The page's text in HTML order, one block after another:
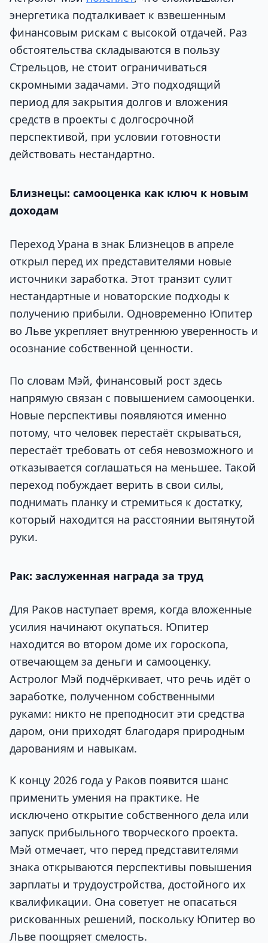
энергетика подталкивает к взвешенным
финансовым рискам с высокой отдачей. Раз
обстоятельства складываются в пользу
Стрельцов, не стоит ограничиваться
скромными задачами. Это подходящий
период для закрытия долгов и вложения
средств в проекты с долгосрочной
перспективой, при условии готовности
действовать нестандартно.
Близнецы: самооценка как ключ к новым
доходам
Переход Урана в знак Близнецов в апреле
открыл перед их представителями новые
источники заработка. Этот транзит сулит
нестандартные и новаторские подходы к
получению прибыли. Одновременно Юпитер
во Льве укрепляет внутреннюю уверенность и
осознание собственной ценности.
По словам Мэй, финансовый рост здесь
напрямую связан с повышением самооценки.
Новые перспективы появляются именно
потому, что человек перестаёт скрываться,
перестаёт требовать от себя невозможного и
отказывается соглашаться на меньшее. Такой
переход побуждает верить в свои силы,
поднимать планку и стремиться к достатку,
который находится на расстоянии вытянутой
руки.
Рак: заслуженная награда за труд
Для Раков наступает время, когда вложенные
усилия начинают окупаться. Юпитер
находится во втором доме их гороскопа,
отвечающем за деньги и самооценку.
Астролог Мэй подчёркивает, что речь идёт о
заработке, полученном собственными
руками: никто не преподносит эти средства
даром, они приходят благодаря природным
дарованиям и навыкам.
К концу 2026 года у Раков появится шанс
применить умения на практике. Не
исключено открытие собственного дела или
запуск прибыльного творческого проекта.
Мэй отмечает, что перед представителями
знака открываются перспективы повышения
зарплаты и трудоустройства, достойного их
квалификации. Она советует не опасаться
рискованных решений, поскольку Юпитер во
Льве поощряет смелость.